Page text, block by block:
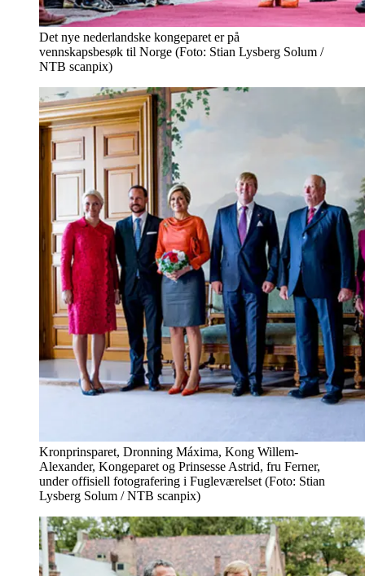
Det nye nederlandske kongeparet er på
vennskapsbesøk til Norge (Foto: Stian Lysberg Solum /
NTB scanpix)
Kronprinsparet, Dronning Máxima, Kong Willem-
Alexander, Kongeparet og Prinsesse Astrid, fru Ferner,
under offisiell fotografering i Fugleværelset (Foto: Stian
Lysberg Solum / NTB scanpix)